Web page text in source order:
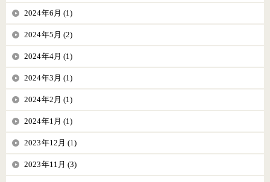
2024年6月 (1)
2024年5月 (2)
2024年4月 (1)
2024年3月 (1)
2024年2月 (1)
2024年1月 (1)
2023年12月 (1)
2023年11月 (3)